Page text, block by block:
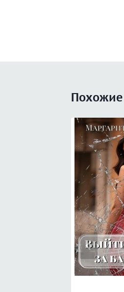
Похожие